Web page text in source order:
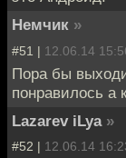
Немчик »
#51 | 12.06.14
Пора бы
понравилось а
Lazarev iLya »
#52 | 12.06.14